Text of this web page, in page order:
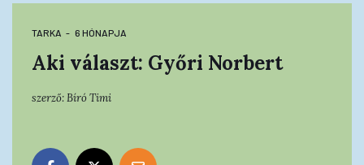
TARKA 6 HÓNAPJA
Aki választ: Győri Norbert
szerző:Bíró Timi